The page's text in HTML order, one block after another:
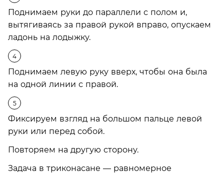
Поднимаем руки до параллели с полом и,
вытягиваясь за правой рукой вправо, опускаем
ладонь на лодыжку.
Поднимаем левую руку вверх, чтобы она была
на одной линии с правой.
Фиксируем взгляд на большом пальце левой
руки или перед собой.
Повторяем на другую сторону.
Задача в триконасане — равномерное